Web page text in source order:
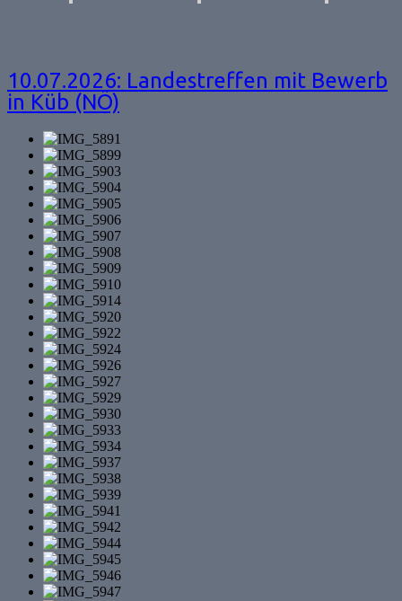
10.07.2026: Landestreffen mit Bewerb
in Küb (NÖ)